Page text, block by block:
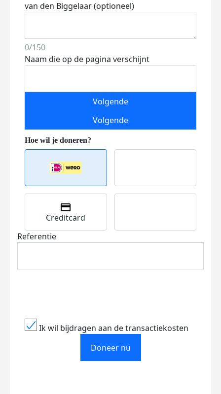
van den Biggelaar (optioneel)
0/150
Naam die op de pagina verschijnt
Volgende
Volgende
Creditcard
Referentie
Ik wil bijdragen aan de transactiekosten
Doneer nu